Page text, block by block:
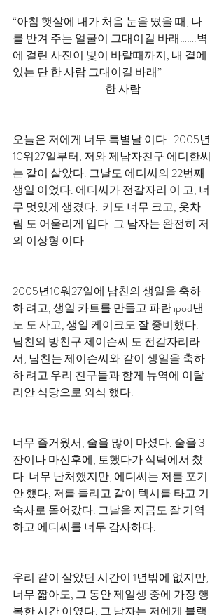
“아침 햇살에 내가 처음 눈을 떴을 때, 나
를 반겨 주는 얼굴이 그대이길 바래…….벽
에 걸린 사진이 빛이 바랄때까지, 내 곁에
있는 단 한 사람 그대이길 바래”
                                            한 사람
오늘은 저에게 너무 특별날 이다.  2005년
10워27일부터, 저와 제남자친구 에디한씨
는 같이 살았다. 그날도 에디씨의 22번째
생일 이었다. 에디씨가 전갈자리 이 고, 너
무 멋있게 생겼다.  키도 너무 크고, 옷차
림 도 어울리게 입다. 그 남자는 완전히 저
의 이상형 이다.
2005년10워27일에 남친의 생일을 축하
하 려고, 생일 카트를 만들고 파란 ipod낸
노 도 사고, 생일 케이크도 잘 중비했다.
남친의 방친구 제이슨씨 도 전갈자리라
서, 남친는 제이슨씨와 같이 생일을 축하
하 려고 우리 친구들과 함게 뉴역에 이탈
리안 식당으로 외식 했다.
너무 즐거웠서, 술을 많이 마셨다. 술을 3
잔이나 마신후에, 토했다가 식탁에서 찼
다. 너무 난처했지만, 에디씨는 저를 포기
안 했다, 저를 들리고 같이 텍시를 타고 기
숙사로 돌어갔다. 그날을 지금도 잘 기역
하고 에디씨를 너무 감사하다.
우리 같이 살았던 시간이 1년밖에 없지만,
너무 짧아도, 그 동안 제일생 중에 가장 행
복한 시간 이였다. 그 남자는 저에게 블랙